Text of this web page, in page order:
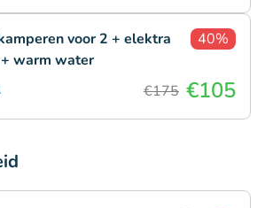
voor 2 + elektra
warm water
40%
€175 €105